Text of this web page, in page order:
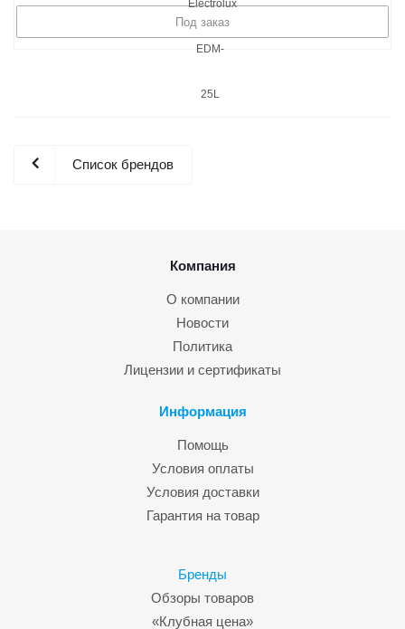
Под заказ
Список брендов
Компания
О компании
Новости
Политика
Лицензии и сертификаты
Информация
Помощь
Условия оплаты
Условия доставки
Гарантия на товар
Бренды
Обзоры товаров
«Клубная цена»